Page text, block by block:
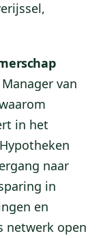
van
in het
naar
in
en
netwerk open